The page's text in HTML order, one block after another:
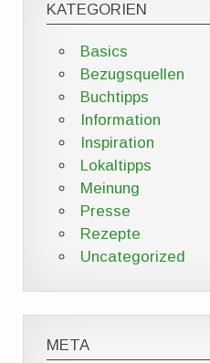
KATEGORIEN
Basics
Bezugsquellen
Buchtipps
Information
Inspiration
Lokaltipps
Meinung
Presse
Rezepte
Uncategorized
META